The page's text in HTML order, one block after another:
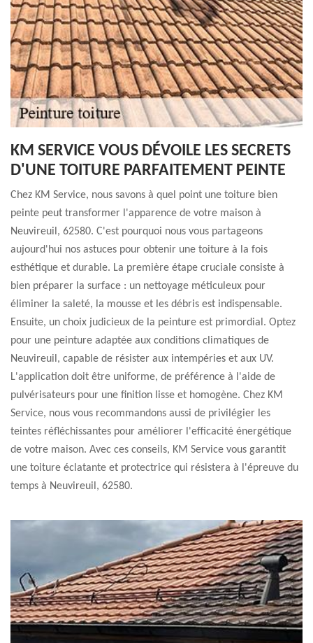
KM SERVICE VOUS DÉVOILE LES SECRETS
D'UNE TOITURE PARFAITEMENT PEINTE
Chez KM Service, nous savons à quel point une toiture bien
peinte peut transformer l'apparence de votre maison à
Neuvireuil, 62580. C'est pourquoi nous vous partageons
aujourd'hui nos astuces pour obtenir une toiture à la fois
esthétique et durable. La première étape cruciale consiste à
bien préparer la surface : un nettoyage méticuleux pour
éliminer la saleté, la mousse et les débris est indispensable.
Ensuite, un choix judicieux de la peinture est primordial. Optez
pour une peinture adaptée aux conditions climatiques de
Neuvireuil, capable de résister aux intempéries et aux UV.
L'application doit être uniforme, de préférence à l'aide de
pulvérisateurs pour une finition lisse et homogène. Chez KM
Service, nous vous recommandons aussi de privilégier les
teintes réfléchissantes pour améliorer l'efficacité énergétique
de votre maison. Avec ces conseils, KM Service vous garantit
une toiture éclatante et protectrice qui résistera à l'épreuve du
temps à Neuvireuil, 62580.